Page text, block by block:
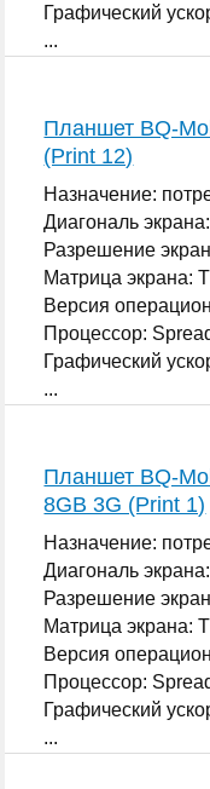
Графический
...
Планшет BQ-
(Print 12)
Назначение:
Диагональ
Разрешение
Матрица экрана:
Версия
Процессор:
Графический
...
Планшет BQ-
8GB 3G (Print 1)
Назначение:
Диагональ
Разрешение
Матрица экрана:
Версия
Процессор:
Графический
...